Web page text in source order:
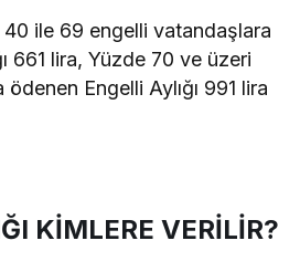
40 ile 69 engelli vatandaşlara
661 lira, Yüzde 70 ve üzeri
Engelli Aylığı 991 lira
KİMLERE VERİLİR?